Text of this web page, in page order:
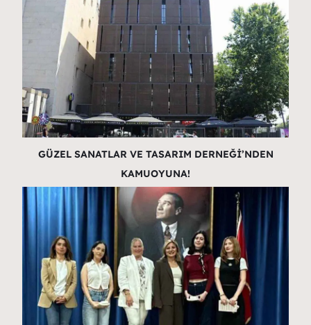
GÜZEL SANATLAR VE TASARIM DERNEĞİ’NDEN
KAMUOYUNA!